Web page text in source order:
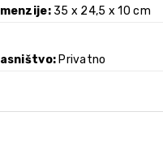
35 x 24,5 x 10 cm
Privatno